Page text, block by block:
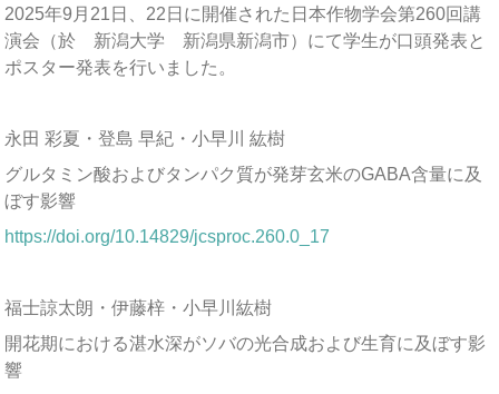
2025年9月21日、22日に開催された日本作物学会第260回講
演会（於 新潟大学 新潟県新潟市）にて学生が口頭発表と
ポスター発表を行いました。
永田 彩夏・登島 早紀・小早川 紘樹
グルタミン酸およびタンパク質が発芽玄米のGABA含量に及
ぼす影響
https://doi.org/10.14829/jcsproc.260.0_17
福士諒太朗・伊藤梓・小早川紘樹
開花期における湛水深がソバの光合成および生育に及ぼす影
響